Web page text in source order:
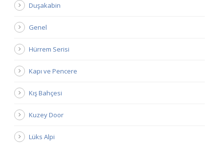
Duşakabin
Genel
Hürrem Serisi
Kapı ve Pencere
Kış Bahçesi
Kuzey Door
Lüks Alpi